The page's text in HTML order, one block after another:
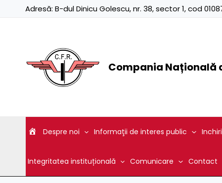
Adresă: B-dul Dinicu Golescu, nr. 38, sector 1, cod
Compania Națională
Despre noi Informaţii de interes public
Integritatea instituțională Comunicare Contact